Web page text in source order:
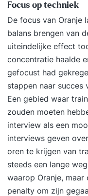
Focus op techniek
De focus van Oranje
balans brengen van
uiteindelijke effect
concentratie haalde
gefocust had
stappen naar succes
Een gebied waar
zouden moeten
interview als een
interviews geven
oren te krijgen van
steeds een lange
waarop Oranje,
penalty om zijn